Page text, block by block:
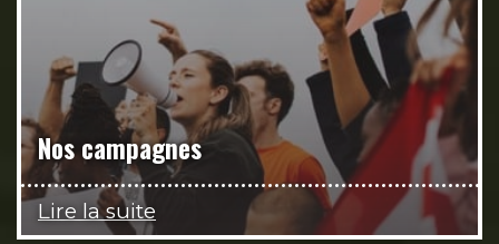
Nos campagnes
Lire la suite